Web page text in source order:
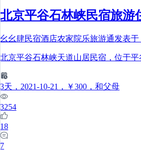
北京平谷石林峡民宿旅游
幺幺肆民宿酒店农家院乐旅游通发表于
北京平谷石林峡天道山居民宿，位于
3天 ，2021-10-21 ，￥300 ，和父母
3254
18
7